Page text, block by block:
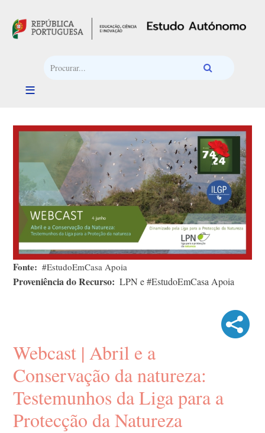
Fonte #EstudoEmCasa Apoia
Proveniência do Recurso LPN e #EstudoEmCasa Apoia
Webcast | Abril e a
Conservação da natureza:
Testemunhos da Liga para a
Protecção da Natureza